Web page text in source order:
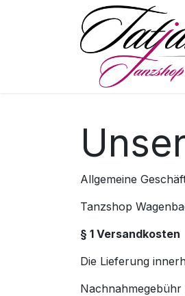
Allgemeine
Tanzshop
§ 1 Versandkosten
Die Lieferung